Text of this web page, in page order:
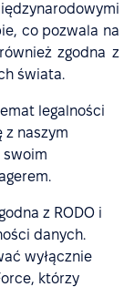
co pozwala na
zgodna z
świata.
legalności
z naszym
swoim
z RODO i
danych.
wyłącznie
którzy